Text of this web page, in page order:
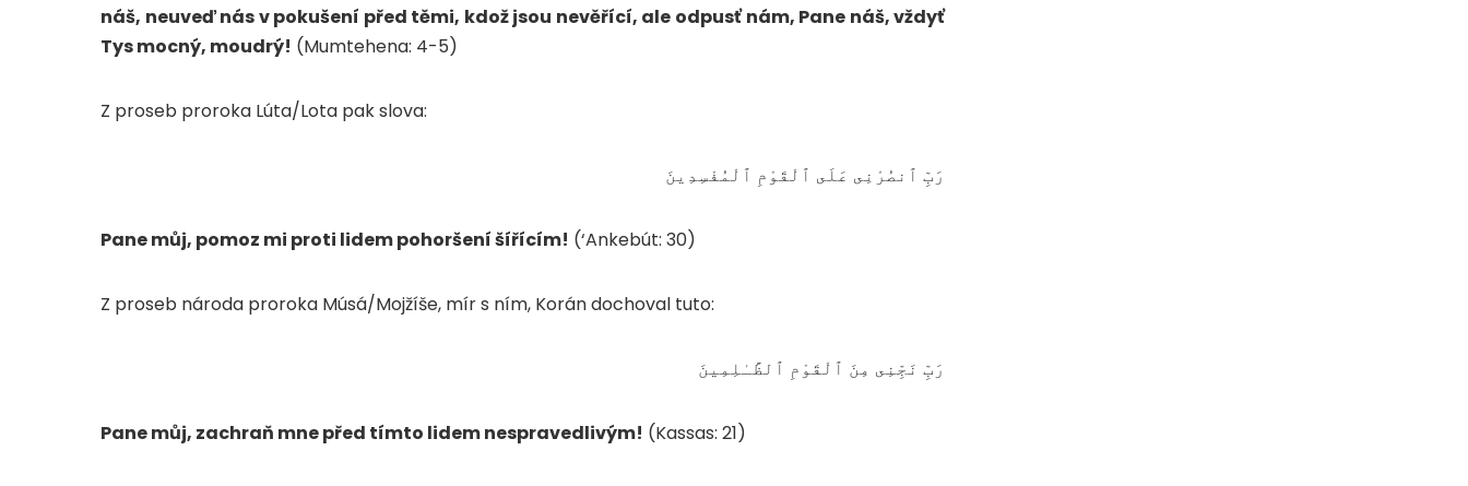
náš, neuveď nás v pokušení před těmi, kdož jsou nevěřící, ale odpusť nám, Pane náš, vždyť
Tys mocný, moudrý! (Mumtehena: 4-5)
Z proseb proroka Lúta/Lota pak slova:
رَبِّ ٱنصُرْنِى عَلَى ٱلْقَوْمِ ٱلْمُفْسِدِينَ
Pane můj, pomoz mi proti lidem pohoršení šířícím! (‘Ankebút: 30)
Z proseb národa proroka Músá/Mojžíše, mír s ním, Korán dochoval tuto:
رَبِّ نَجِّنِى مِنَ ٱلْقَوْمِ ٱلظَّـٰلِمِينَ
Pane můj, zachraň mne před tímto lidem nespravedlivým! (Kassas: 21)